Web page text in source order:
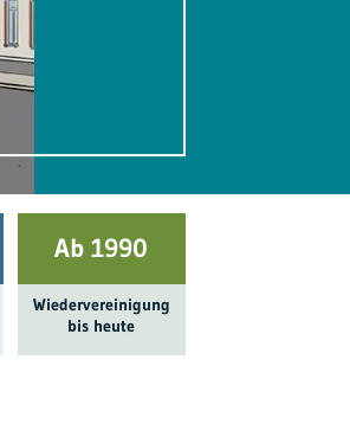
Ab 1990
Wieder­ver­einigung
bis heute